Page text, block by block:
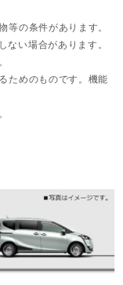
等の条件があります。
ない場合があります。
ためのものです。機能